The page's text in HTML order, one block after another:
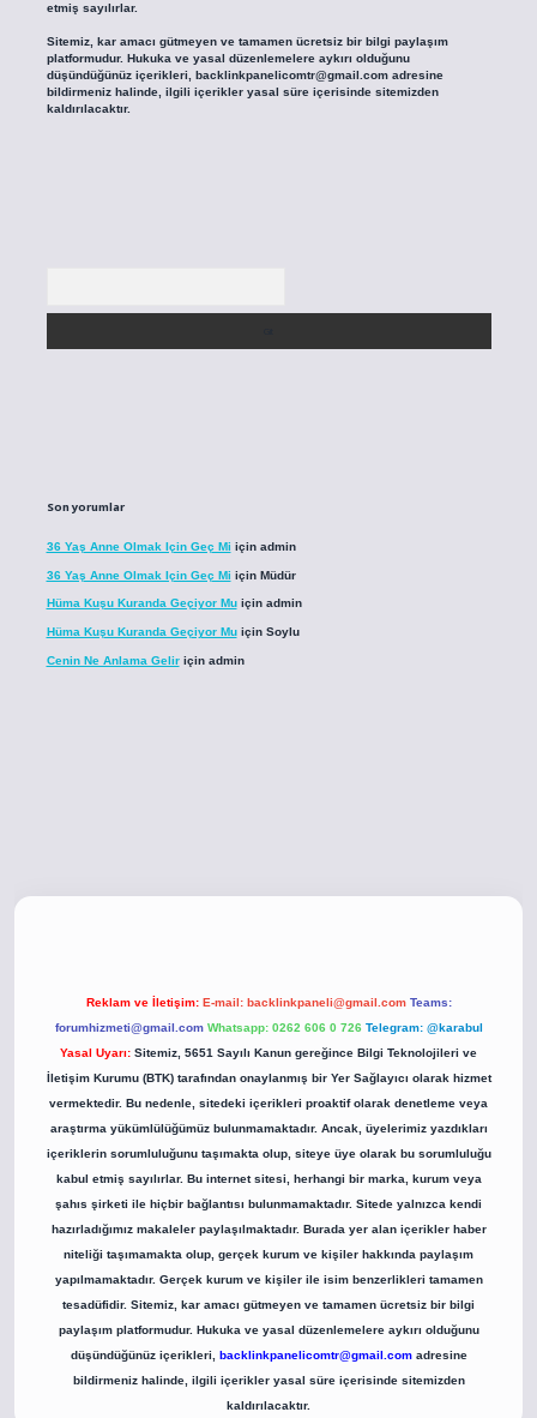
etmiş sayılırlar.
Sitemiz, kar amacı gütmeyen ve tamamen ücretsiz bir bilgi paylaşım
platformudur. Hukuka ve yasal düzenlemelere aykırı olduğunu
düşündüğünüz içerikleri, backlinkpanelicomtr@gmail.comadresine
bildirmeniz halinde, ilgili içerikler yasal süre içerisinde sitemizden
kaldırılacaktır.
Son yorumlar
36 Yaş Anne Olmak Için Geç Mi için admin
36 Yaş Anne Olmak Için Geç Mi için Müdür
Hüma Kuşu Kuranda Geçiyor Muiçin admin
Hüma Kuşu Kuranda Geçiyor Muiçin Soylu
Cenin Ne Anlama Geliriçin admin
Reklam ve İletişim: E-mail: backlinkpaneli@gmail.com Teams:
forumhizmeti@gmail.com Whatsapp: 0262 606 0 726 Telegram: @karabul
Yasal Uyarı: Sitemiz, 5651 Sayılı Kanun gereğince Bilgi Teknolojileri ve
İletişim Kurumu (BTK) tarafından onaylanmış bir Yer Sağlayıcı olarak hizmet
vermektedir. Bu nedenle, sitedeki içerikleri proaktif olarak denetleme veya
araştırma yükümlülüğümüz bulunmamaktadır. Ancak, üyelerimiz yazdıkları
içeriklerin sorumluluğunu taşımakta olup, siteye üye olarak bu sorumluluğu
kabul etmiş sayılırlar. Bu internet sitesi, herhangi bir marka, kurum veya
şahıs şirketi ile hiçbir bağlantısı bulunmamaktadır. Sitede yalnızca kendi
hazırladığımız makaleler paylaşılmaktadır. Burada yer alan içerikler haber
niteliği taşımamakta olup, gerçek kurum ve kişiler hakkında paylaşım
yapılmamaktadır. Gerçek kurum ve kişiler ile isim benzerlikleri tamamen
tesadüfidir. Sitemiz, kar amacı gütmeyen ve tamamen ücretsiz bir bilgi
paylaşım platformudur. Hukuka ve yasal düzenlemelere aykırı olduğunu
düşündüğünüz içerikleri, backlinkpanelicomtr@gmail.comadresine
bildirmeniz halinde, ilgili içerikler yasal süre içerisinde sitemizden
kaldırılacaktır.